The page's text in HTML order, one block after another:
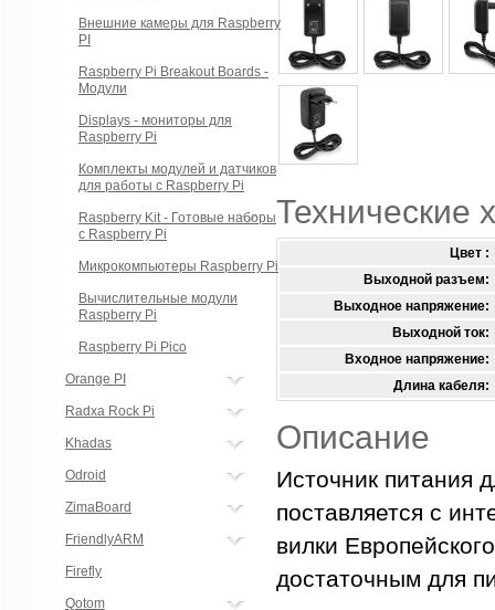
Внешние камеры для Raspberry
PI
Raspberry Pi Breakout Boards -
Модули
Displays - мониторы для
Raspberry Pi
Комплекты модулей и датчиков
для работы с Raspberry Pi
Raspberry Kit - Готовые наборы
с Raspberry Pi
Микрокомпьютеры Raspberry Pi
Вычислительные модули
Raspberry Pi
Raspberry Pi Pico
Orange PI
Radxa Rock Pi
Khadas
Odroid
ZimaBoard
FriendlyARM
Firefly
Qotom
Технические
Цвет :
Выходной разъем:
Выходное напряжение:
Выходной ток:
Входное напряжение:
Длина кабеля:
Описание
Источник питания
поставляется с
вилки
достаточным для